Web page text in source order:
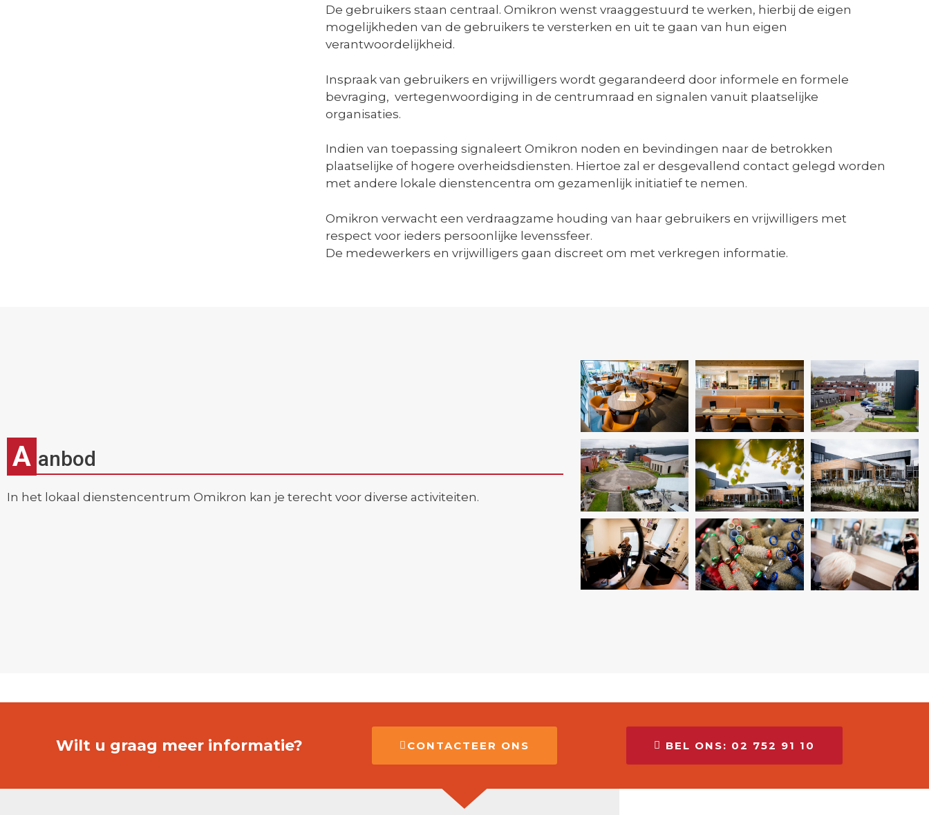
De gebruikers staan centraal. Omikron wenst vraaggestuurd te werken, hierbij de eigen
mogelijkheden van de gebruikers te versterken en uit te gaan van hun eigen
verantwoordelijkheid.
Inspraak van gebruikers en vrijwilligers wordt gegarandeerd door informele en formele
bevraging, vertegenwoordiging in de centrumraad en signalen vanuit plaatselijke
organisaties.
Indien van toepassing signaleert Omikron noden en bevindingen naar de betrokken
plaatselijke of hogere overheidsdiensten. Hiertoe zal er desgevallend contact gelegd worden
met andere lokale dienstencentra om gezamenlijk initiatief te nemen.
Omikron verwacht een verdraagzame houding van haar gebruikers en vrijwilligers met
respect voor ieders persoonlijke levenssfeer.
De medewerkers en vrijwilligers gaan discreet om met verkregen informatie.
A anbod
In het lokaal dienstencentrum Omikron kan je terecht voor diverse activiteiten.
Wilt u graag meer informatie? CONTACTEER ONS BEL ONS: 02 752 91 10